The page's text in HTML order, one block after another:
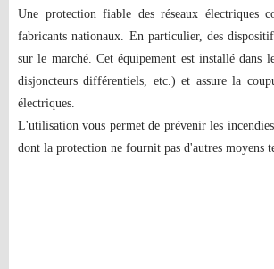
Une protection fiable des réseaux électriques
fabricants nationaux. En particulier, des
sur le marché. Cet équipement est installé dans
disjoncteurs différentiels, etc.) et assure la
électriques.
L'utilisation vous permet de prévenir les
dont la protection ne fournit pas d'autres moyens